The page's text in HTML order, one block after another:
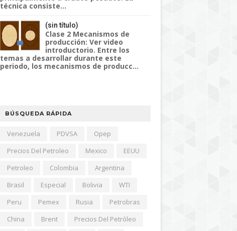
técnica consiste...
(sin título)
Clase 2 Mecanismos de
producción: Ver video
introductorio. Entre los
temas a desarrollar durante este
periodo, los mecanismos de producc...
BÚSQUEDA RÁPIDA
Venezuela PDVSA
Opep
Precios Del Petroleo
Mexico
EEUU
Petroleo
Colombia
Argentina
Brasil
Especial Bolivia
WTI
Peru
Pemex Rusia
Petrobras
China
Brent
Precios Del Petróleo